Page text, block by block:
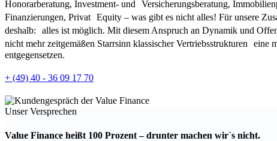
Honorarberatung, Investment- und Versicherungsberatung,
Finanzierungen, Privat Equity – was gibt es nicht alles! Für unsere
deshalb: alles ist möglich. Mit diesem Anspruch an Dynamik und
nicht mehr zeitgemäßen Starrsinn klassischer Vertriebsstrukturen eine
entgegensetzen.
+ (49) 40 - 36 09 17 70
Unser Versprechen
Value Finance heißt 100 Prozent – drunter machen wir`s nicht.